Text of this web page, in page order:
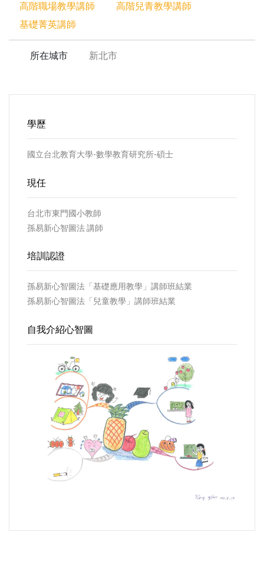
高階職場教學講師
高階兒青教學講師
基礎菁英講師
所在城市 新北市
學歷
國立台北教育大學-數學教育研究所-碩士
現任
台北市東門國小教師
孫易新心智圖法 講師
培訓認證
孫易新心智圖法「基礎應用教學」講師班結業
孫易新心智圖法「兒童教學」講師班結業
自我介紹心智圖